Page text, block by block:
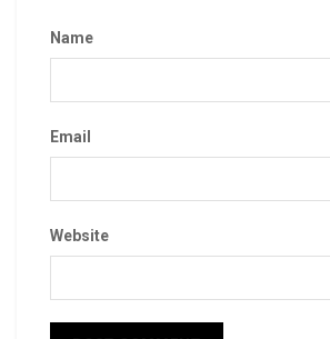
Name
Email
Website